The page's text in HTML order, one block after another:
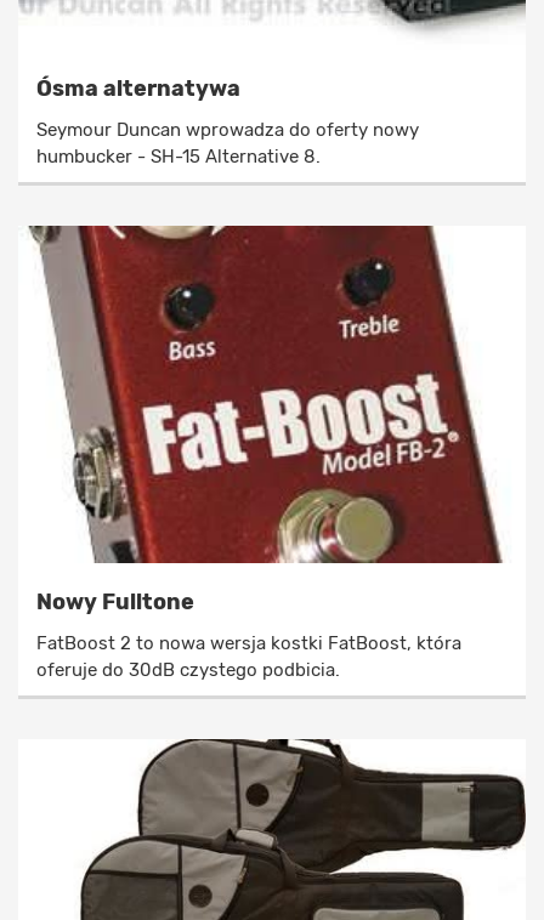
Ósma alternatywa
Seymour Duncan wprowadza do oferty nowy
humbucker - SH-15 Alternative 8.
Nowy Fulltone
FatBoost 2 to nowa wersja kostki FatBoost, która
oferuje do 30dB czystego podbicia.